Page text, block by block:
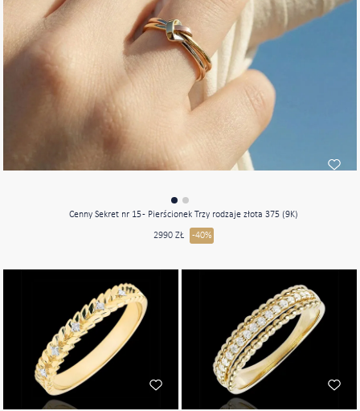
Cenny Sekret nr 15 - Pierścionek Trzy rodzaje złota 375 (9K)
2990 ZŁ -40%